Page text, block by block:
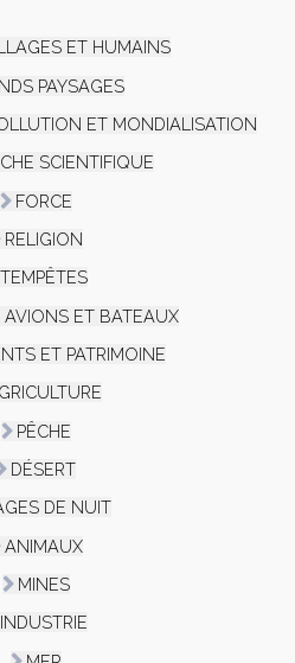
ET HUMAINS
PAYSAGES
ET MONDIALISATION
SCIENTIFIQUE
FORCE
RELIGION
TEMPÊTES
AVIONS ET BATEAUX
ET PATRIMOINE
PÊCHE
DÉSERT
DE NUIT
ANIMAUX
MINES
INDUSTRIE